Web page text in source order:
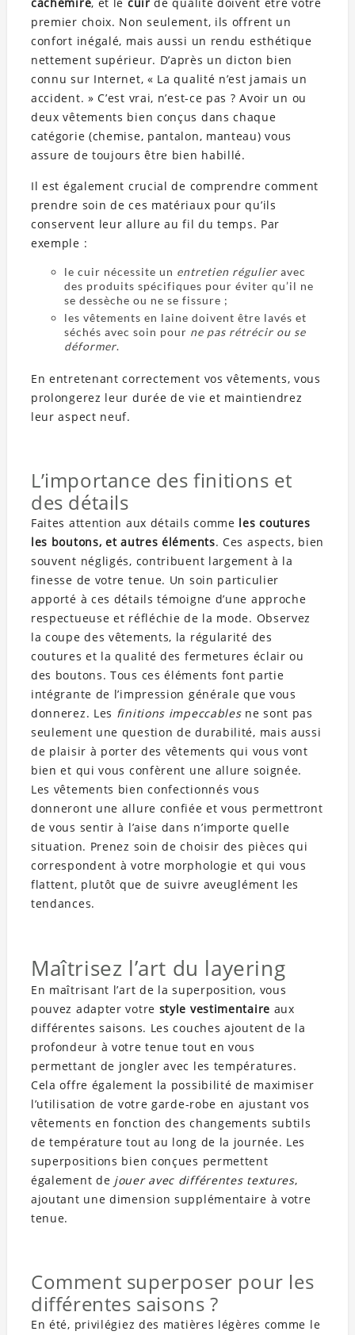
premier choix. Non seulement, ils offrent un
confort inégalé, mais aussi un rendu esthétique
nettement supérieur. D’après un dicton bien
connu sur Internet, « La qualité n’est jamais un
accident. » C’est vrai, n’est-ce pas ? Avoir un ou
deux vêtements bien conçus dans chaque
catégorie (chemise, pantalon, manteau) vous
assure de toujours être bien habillé.
Il est également crucial de comprendre comment
prendre soin de ces matériaux pour qu’ils
conservent leur allure au fil du temps. Par
exemple :
le cuir nécessite un entretien régulieravec
des produits spécifiques pour éviter qu’il ne
se dessèche ou ne se fissure ;
les vêtements en laine doivent être lavés et
séchés avec soin pour ne pas rétrécir ou se
déformer.
En entretenant correctement vos vêtements, vous
prolongerez leur durée de vie et maintiendrez
leur aspect neuf.
L’importance des finitions et
des détails
Faites attention aux détails comme les coutures
les boutons, et autres éléments. Ces aspects, bien
souvent négligés, contribuent largement à la
finesse de votre tenue. Un soin particulier
apporté à ces détails témoigne d’une approche
respectueuse et réfléchie de la mode. Observez
la coupe des vêtements, la régularité des
coutures et la qualité des fermetures éclair ou
des boutons. Tous ces éléments font partie
intégrante de l’impression générale que vous
donnerez. Les finitions impeccablesne sont pas
seulement une question de durabilité, mais aussi
de plaisir à porter des vêtements qui vous vont
bien et qui vous confèrent une allure soignée.
Les vêtements bien confectionnés vous
donneront une allure confiée et vous permettront
de vous sentir à l’aise dans n’importe quelle
situation. Prenez soin de choisir des pièces qui
correspondent à votre morphologie et qui vous
flattent, plutôt que de suivre aveuglément les
tendances.
Maîtrisez l’art du layering
En maîtrisant l’art de la superposition, vous
pouvez adapter votre style vestimentaire aux
différentes saisons. Les couches ajoutent de la
profondeur à votre tenue tout en vous
permettant de jongler avec les températures.
Cela offre également la possibilité de maximiser
l’utilisation de votre garde-robe en ajustant vos
vêtements en fonction des changements subtils
de température tout au long de la journée. Les
superpositions bien conçues permettent
également de jouer avec différentes textures,
ajoutant une dimension supplémentaire à votre
tenue.
Comment superposer pour les
différentes saisons ?
En été, privilégiez des matières légères comme le